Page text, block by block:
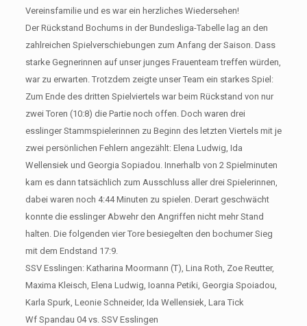
Vereinsfamilie und es war ein herzliches Wiedersehen!
Der Rückstand Bochums in der Bundesliga-Tabelle lag an den
zahlreichen Spielverschiebungen zum Anfang der Saison. Dass
starke Gegnerinnen auf unser junges Frauenteam treffen würden,
war zu erwarten. Trotzdem zeigte unser Team ein starkes Spiel:
Zum Ende des dritten Spielviertels war beim Rückstand von nur
zwei Toren (10:8) die Partie noch offen. Doch waren drei
esslinger Stammspielerinnen zu Beginn des letzten Viertels mit je
zwei persönlichen Fehlern angezählt: Elena Ludwig, Ida
Wellensiek und Georgia Sopiadou. Innerhalb von 2 Spielminuten
kam es dann tatsächlich zum Ausschluss aller drei Spielerinnen,
dabei waren noch 4:44 Minuten zu spielen. Derart geschwächt
konnte die esslinger Abwehr den Angriffen nicht mehr Stand
halten. Die folgenden vier Tore besiegelten den bochumer Sieg
mit dem Endstand 17:9.
SSV Esslingen: Katharina Moormann (T), Lina Roth, Zoe Reutter,
Maxima Kleisch, Elena Ludwig, Ioanna Petiki, Georgia Spoiadou,
Karla Spurk, Leonie Schneider, Ida Wellensiek, Lara Tick
Wf Spandau 04 vs. SSV Esslingen